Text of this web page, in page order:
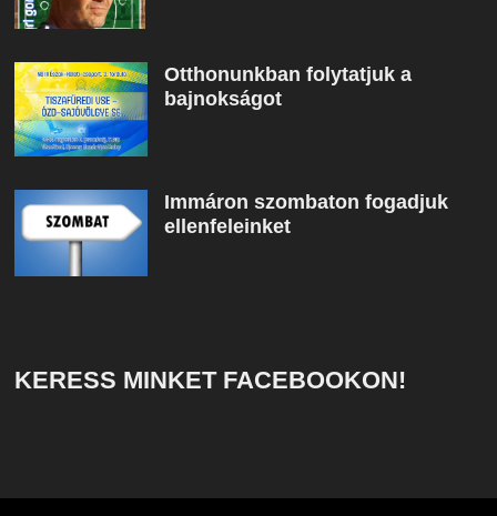
Otthonunkban folytatjuk a
bajnokságot
Immáron szombaton fogadjuk
ellenfeleinket
KERESS MINKET FACEBOOKON!